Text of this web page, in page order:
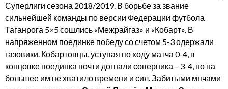
Суперлиги сезона 2018/2019. В борьбе за звание
сильнейшей команды по версии Федерации футбола
Таганрога 5×5 сошлись «Межрайгаз» и «Кобарт». В
напряженном поединке победу со счетом 5-3 одержали
газовики. Кобартовцы, уступая по ходу матча 0-4, в
концовке поединка почти догнали соперника – 3-4, но на
большее им не хватило времени и сил. Забитыми мячами